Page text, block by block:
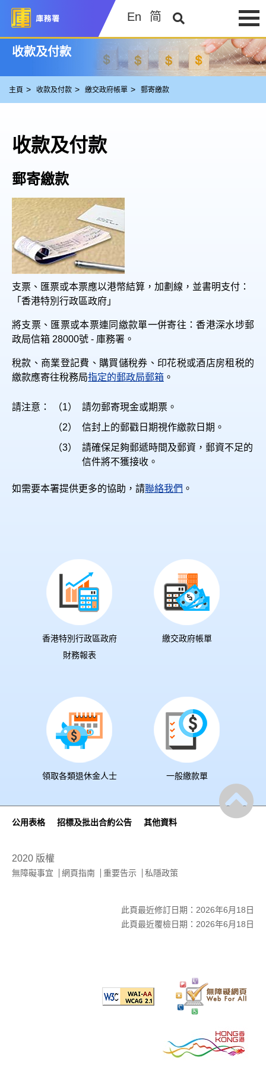
En 简
收款及付款
主頁 收款及付款 繳交政府帳單 郵寄繳款
收款及付款
郵寄繳款
支票、匯票或本票應以港幣結算，加劃線，並書明支付：
「香港特別行政區政府」
將支票、匯票或本票連同繳款單一併寄往：香港深水埗郵
政局信箱 28000號 - 庫務署。
稅款、商業登記費、購買儲稅券、印花税或酒店房租税的
繳款應寄往稅務局指定的郵政局郵箱 。
請注意： （1） 請勿郵寄現金或期票。
（2）
信封上的郵戳日期視作繳款日期。
（3）
請確保足夠郵遞時間及郵資，郵資不足的
信件將不獲接收。
如需要本署提供更多的協助，請聯絡我們 。
香港特別行政區政府
財務報表
繳交政府帳單
領取各類退休金人士 一般繳款單
公用表格 招標及批出合約公告 其他資料
2020 版權
無障礙事宜 網頁指南 重要告示 私隱政策
此頁最近修訂日期：2026年6月18日
此頁最近覆檢日期：2026年6月18日